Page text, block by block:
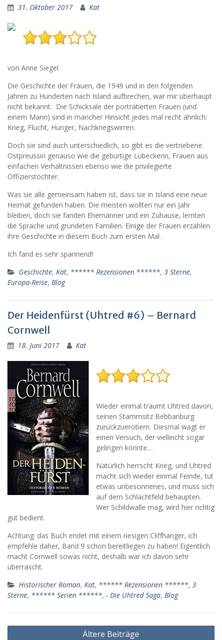
31. Oktober 2017 Kat
von Anne Siegel
Die Geschichte der Frauen, die 1949 und in den folgenden
Jahren zu Hunderten nach Island aufbrechen, war mir überhaupt
nicht bekannt. Die Schicksale der porträtierten Frauen (und
einem Mann) sind in mancher Hinsicht jedes mal recht ähnlich:
Krieg, Flucht, Hunger, Nachkriegswirren.
Doch sie sind auch unterschiedlich, so gibt es die vertriebene
Ostpreussin genauso wie die gebürtige Lübeckerin, Frauen aus
einfachen Verhältnissen ebenso wie die privilegierte
Offizierstochter.
Was sie alle gemeinsam haben ist, dass sie in Island eine neue
Heimat gefunden haben. Die meisten wollten nur ein Jahr
bleiben, doch sie fanden Ehemänner und ein Zuhause, lernten
die Sprache und gründeten Familien. Einige der Frauen erzählen
ihre Geschichte in diesem Buch zum ersten Mal.
Ich fand es sehr spannend!
Geschichte, Kat, ****** Rezensionen ******, 3 Sterne,
Europa-Reise, Blog
Der Heidenfürst (Uhtred #6) – Bernard
Cornwell
18. Juni 2017 Kat
Wieder einmal träumt Uhtred davon,
seinen Stammsitz Bebbanburg
zurückzuerobern. Diesmal wagt er
einen Versuch, der vielleicht sogar
gelingen könnte…
Natürlich herrscht Krieg, und Uhtred
macht sich wieder einmal Feinde, tut
etwas unbesonnenes, und muss sich
auf dem Schlachtfeld behaupten.
Wer Schildwälle mag, wird hier richtig
gut bedient.
Achtung: das Buch endet mit einem riesigen Cliffhanger, ich
empfehle daher, Band 9 schon bereitliegen zu haben! Eigentlich
macht Cornwell sowas nicht, deshalb war ich davon sehr
überrascht.
Historischer Roman, Kat, ****** Rezensionen ******, 3
Sterne, ****** Serien ******, - Die Uhtred Saga, Blog
Beitragsnavigation
Ältere Beiträge